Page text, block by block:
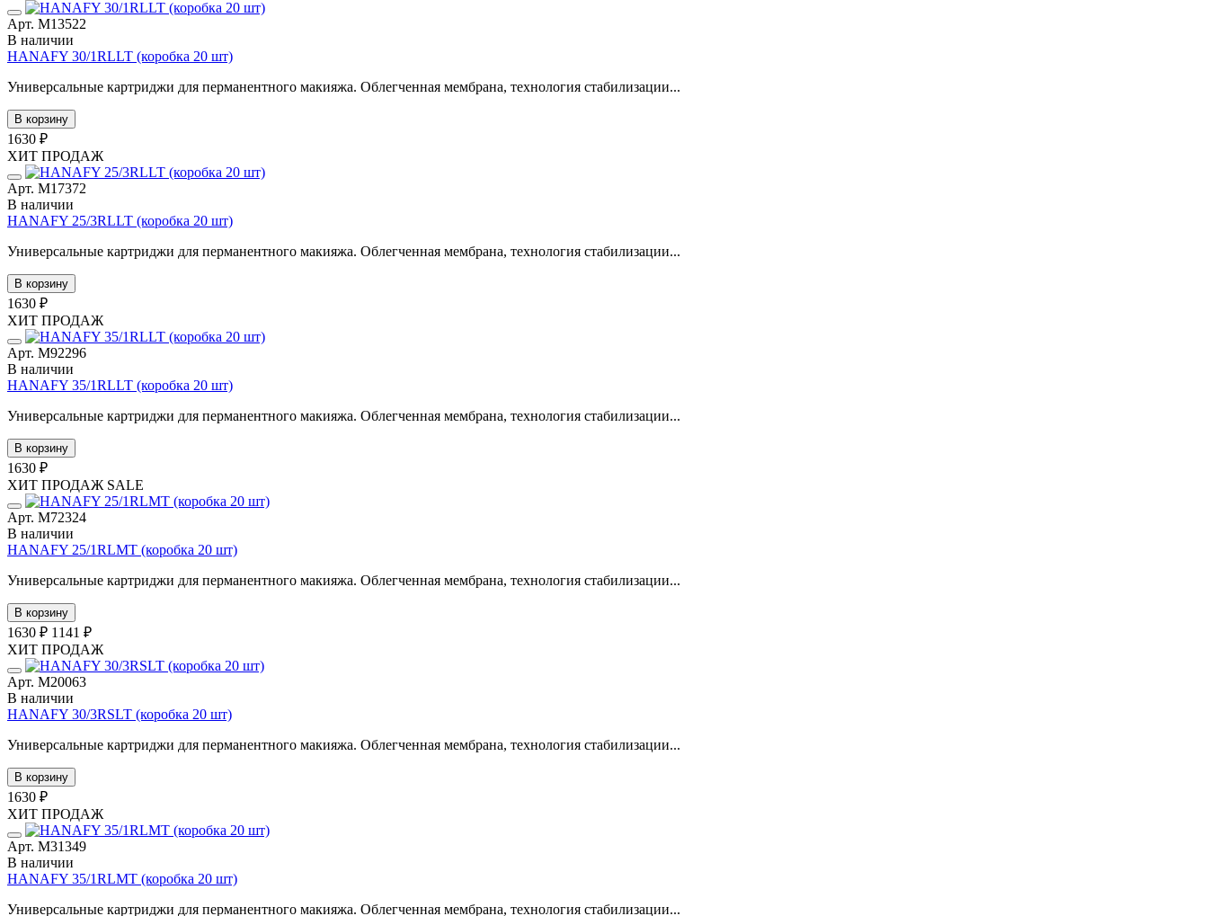
Арт. М13522
В наличии
HANAFY 30/1RLLT (коробка 20 шт)
Универсальные картриджи для перманентного макияжа. Облегченная мембрана, технология стабилизации...
В корзину
1630 ₽
ХИТ ПРОДАЖ
Арт. М17372
В наличии
HANAFY 25/3RLLT (коробка 20 шт)
Универсальные картриджи для перманентного макияжа. Облегченная мембрана, технология стабилизации...
В корзину
1630 ₽
ХИТ ПРОДАЖ
Арт. М92296
В наличии
HANAFY 35/1RLLT (коробка 20 шт)
Универсальные картриджи для перманентного макияжа. Облегченная мембрана, технология стабилизации...
В корзину
1630 ₽
ХИТ ПРОДАЖ SALE
Арт. М72324
В наличии
HANAFY 25/1RLMT (коробка 20 шт)
Универсальные картриджи для перманентного макияжа. Облегченная мембрана, технология стабилизации...
В корзину
1630 ₽ 1141 ₽
ХИТ ПРОДАЖ
Арт. М20063
В наличии
HANAFY 30/3RSLT (коробка 20 шт)
Универсальные картриджи для перманентного макияжа. Облегченная мембрана, технология стабилизации...
В корзину
1630 ₽
ХИТ ПРОДАЖ
Арт. М31349
В наличии
HANAFY 35/1RLMT (коробка 20 шт)
Универсальные картриджи для перманентного макияжа. Облегченная мембрана, технология стабилизации...